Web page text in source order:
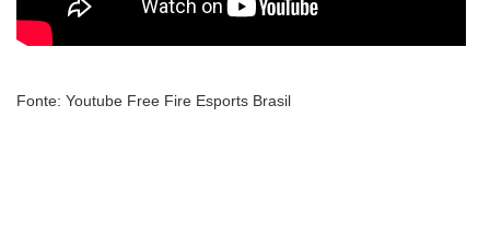
Fonte: Youtube Free Fire Esports Brasil